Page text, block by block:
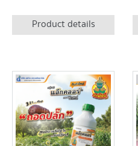
Product details